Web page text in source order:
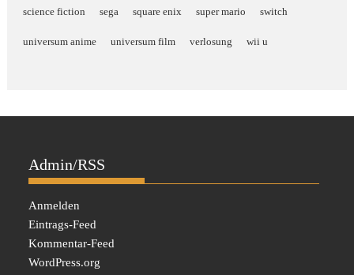
science fiction sega square enix super mario switch
universum anime universum film verlosung wii u
Admin/RSS
Anmelden
Eintrags-Feed
Kommentar-Feed
WordPress.org